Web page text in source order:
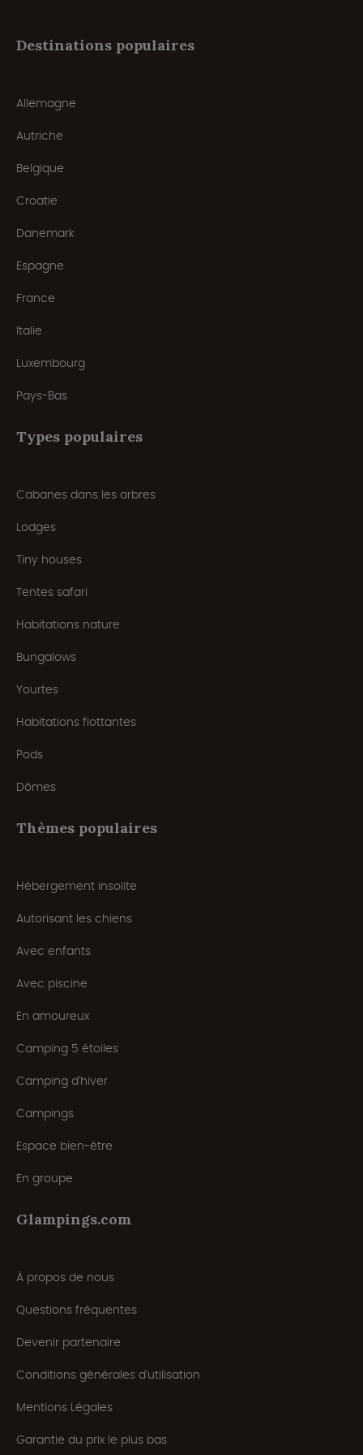
Destinations populaires
Allemagne
Autriche
Belgique
Croatie
Danemark
Espagne
France
Italie
Luxembourg
Pays-Bas
Types populaires
Cabanes dans les arbres
Lodges
Tiny houses
Tentes safari
Habitations nature
Bungalows
Yourtes
Habitations flottantes
Pods
Dômes
Thèmes populaires
Hébergement insolite
Autorisant les chiens
Avec enfants
Avec piscine
En amoureux
Camping 5 étoiles
Camping d'hiver
Campings
Espace bien-être
En groupe
Glampings.com
À propos de nous
Questions fréquentes
Devenir partenaire
Conditions générales d'utilisation
Mentions Légales
Garantie du prix le plus bas